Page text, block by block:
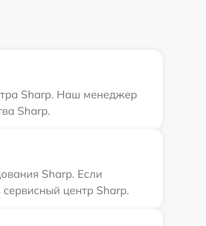
Sharp. Наш менеджер
Sharp.
Sharp. Если
центр Sharp.